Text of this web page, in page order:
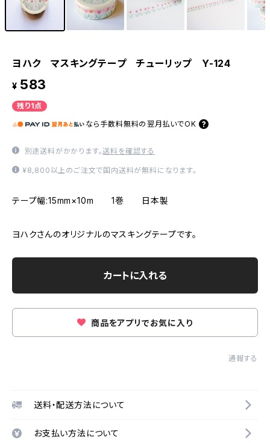
ヨハク マスキングテープ チューリップ Y-124
¥ 583
残り1点
なら 手数料無料の 翌月払いでOK
別途送料がかかります。送料を確認する
¥8,800以上のご注文で国内送料が無料になります。
テープ幅:15mm×10m 1巻 日本製
ヨハクさんのオリジナルのマスキングテープです。
カートに入れる
商品をアプリでお気に入り
通報する
送料・配送方法について
お支払い方法について